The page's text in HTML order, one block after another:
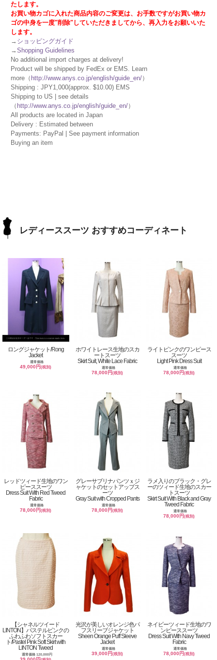
たします。
お買い物カゴに入れた商品内容のご変更は、お手数ですがお買い物カ
ゴの中身を一度"削除"していただきましてから、再入力をお願いいた
します。
→ ショッピングガイド
→Shopping Guidelines
No additional import charges at delivery!
Product will be shipped by FedEx or EMS. Learn
more（ http://www.anys.co.jp/english/guide_en/）
Shipping : JPY1,000(approx. $10.00) EMS
Shipping to US | see details
（ http://www.anys.co.jp/english/guide_en/）
All products are located in Japan
Delivery : Estimated between
Payments: PayPal | See payment information
Buying an item
レディーススーツ おすすめコーディネート
ロングジャケット/Rong
Jacket
通常価格
49,000円(税別)
ホワイトレース生地のスカ
ートスーツ
Skirt Suit, White Lace Fabric
通常価格
78,000円(税別)
ライトピンクのワンピース
スーツ
Light Pink Dress Suit
通常価格
78,000円(税別)
レッドツィード生地のワン
ピーススーツ
Dress Suit With Red Tweed
Fabric
通常価格
78,000円(税別)
グレーサブリナパンツｘジ
ャケットのセットアップス
ーツ
Gray Suit with Cropped Pants
通常価格
78,000円(税別)
ラメ入りのブラック・グレ
ーのツィード生地のスカー
トスーツ
Skirt Suit With Black and Gray
Tweed Fabric
通常価格
78,000円(税別)
【シャネルツイード
LINTON】パステルピンクの
ふわふわソフトスカー
ト/Pastel Pink Soft Skirt with
LINTON Tweed
通常価格 120,000円
光沢が美しいオレンジ色パ
フスリーブジャケット
Sheen Orange Puff Sleeve
Jacket
通常価格
39,000円(税別)
ネイビーツィード生地のワ
ンピーススーツ
Dress Suit With Navy Tweed
Fabric
通常価格
78,000円(税別)